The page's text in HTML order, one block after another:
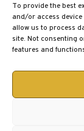
To provide the best
and/or access
allow us to process
site. Not consenting
features and